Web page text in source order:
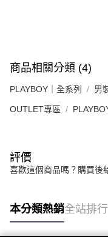
商品相關分類 (4)
PLAYBOY｜全系列 男
OUTLET專區
評價
喜歡這個商品嗎？購買後
本分類熱銷全站排行